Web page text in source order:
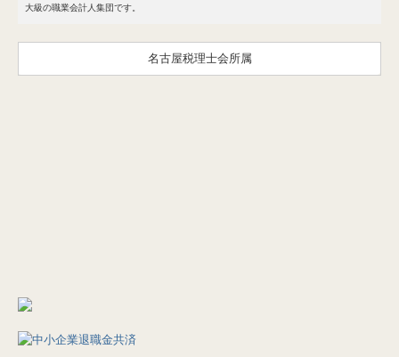
大級の職業会計人集団です。
名古屋税理士会所属